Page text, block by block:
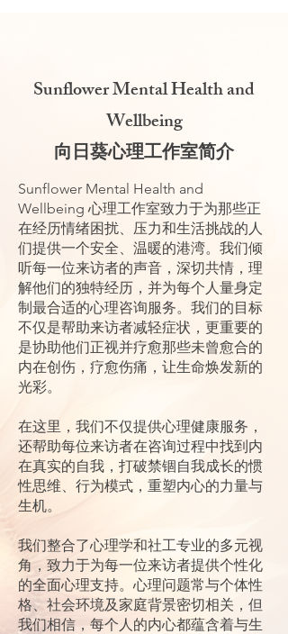
Sunflower Mental Health and
Wellbeing
向日葵心理工作室简介
Sunflower Mental Health and
Wellbeing 心理工作室致力于为那些正
在经历情绪困扰、压力和生活挑战的人
们提供一个安全、温暖的港湾。我们倾
听每一位来访者的声音，深切共情，理
解他们的独特经历，并为每个人量身定
制最合适的心理咨询服务。我们的目标
不仅是帮助来访者减轻症状，更重要的
是协助他们正视并疗愈那些未曾愈合的
内在创伤，疗愈伤痛，让生命焕发新的
光彩。
在这里，我们不仅提供心理健康服务，
还帮助每位来访者在咨询过程中找到内
在真实的自我，打破禁锢自我成长的惯
性思维、行为模式，重塑内心的力量与
生机。
我们整合了心理学和社工专业的多元视
角，致力于为每一位来访者提供个性化
的全面心理支持。心理问题常与个体性
格、社会环境及家庭背景密切相关，但
我们相信，每个人的内心都蕴含着与生